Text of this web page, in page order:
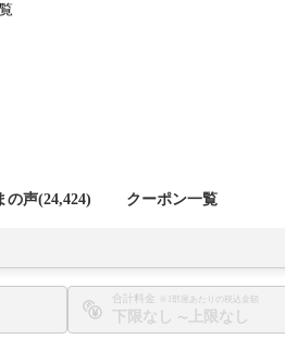
の声(24,424) クーポン一覧
合計料金 ※1部屋あたりの税込金額
〜